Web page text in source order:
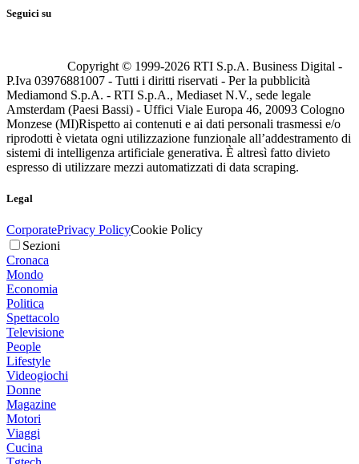
Seguici su
Copyright © 1999-2026 RTI S.p.A. Business Digital -
P.Iva 03976881007 - Tutti i diritti riservati - Per la pubblicità
Mediamond S.p.A. - RTI S.p.A., Mediaset N.V., sede legale
Amsterdam (Paesi Bassi) - Uffici Viale Europa 46, 20093 Cologno
Monzese (MI)Rispetto ai contenuti e ai dati personali trasmessi e/o
riprodotti è vietata ogni utilizzazione funzionale all’addestramento di
sistemi di intelligenza artificiale generativa. È altresì fatto divieto
espresso di utilizzare mezzi automatizzati di data scraping.
Legal
CorporatePrivacy PolicyCookie Policy
Sezioni
Cronaca
Mondo
Economia
Politica
Spettacolo
Televisione
People
Lifestyle
Videogiochi
Donne
Magazine
Motori
Viaggi
Cucina